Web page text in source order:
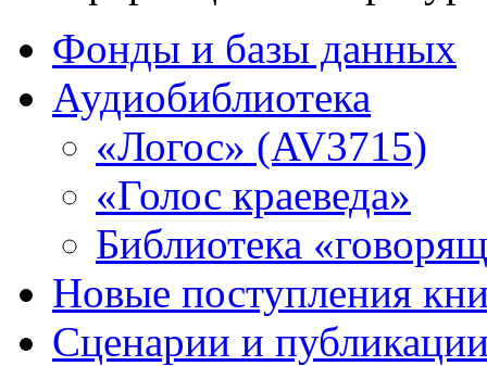
Фонды и базы данных
Аудиобиблиотека
«Логос» (AV3715)
«Голос краеведа»
Библиотека
Новые поступления
Сценарии и